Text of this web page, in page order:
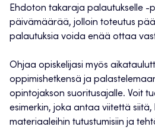
Ehdoton takaraja palautukselle -
päivämäärää, jolloin toteutus
palautuksia voida enää ottaa
Ohjaa opiskelijasi myös
oppimishetkensä ja
opintojakson suoritusajalle. Voit
esimerkin, joka antaa viitettä
materiaaleihin tutustumisiin ja